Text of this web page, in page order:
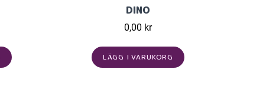
DINO
0,00 kr
LÄGG I VARUKORG